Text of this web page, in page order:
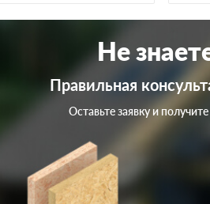
Не
Правильная
Оставьте заявку и